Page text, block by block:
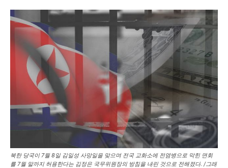
북한 당국이 7월 8일 김일성 사망일을 맞으며 전국 교화소에 전염병으로 막힌 면회
를 7월 말까지 허용한다는 김정은 국무위원장의 방침을 내린 것으로 전해졌다. /그래